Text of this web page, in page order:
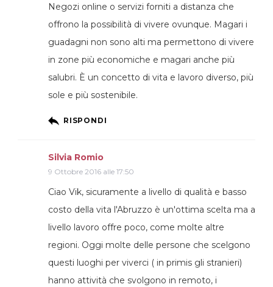
Negozi online o servizi forniti a distanza che
offrono la possibilità di vivere ovunque. Magari i
guadagni non sono alti ma permettono di vivere
in zone più economiche e magari anche più
salubri. È un concetto di vita e lavoro diverso, più
sole e più sostenibile.
RISPONDI
Silvia Romio
9 Ottobre 2016 alle 17:50
Ciao Vik, sicuramente a livello di qualità e basso
costo della vita l'Abruzzo è un'ottima scelta ma a
livello lavoro offre poco, come molte altre
regioni. Oggi molte delle persone che scelgono
questi luoghi per viverci ( in primis gli stranieri)
hanno attività che svolgono in remoto, i